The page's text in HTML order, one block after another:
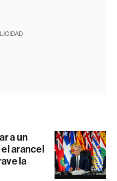
a un
arancel
la